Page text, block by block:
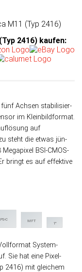
2416) kaufen:
fünf Achsen sta­bi­li­sier­
im Klein­bild­format.
auf
steht die etwas jün­
BSI-CMOS-
bringt es auf effek­tive
C MFT
1"
System­
Sie hat eine Pixel­
2416) mit gleichem